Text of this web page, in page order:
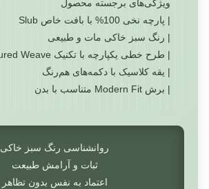
ویژگی‌های برجسته محصول
| پارچه نخی 100% با بافت خاص Slub
| رنگ سبز خاکی مات و طبیعی
| طرح خطی یکپارچه با تکنیک Textured Weave
| یقه کلاسیک با دکمه‌های هم‌رنگ
| برش Modern Fit متناسب با بدن
روانشناسی رنگ سبز خاکی
ثبات و آرامش طبیعت
اعتماد به نفس بدون تظاهر